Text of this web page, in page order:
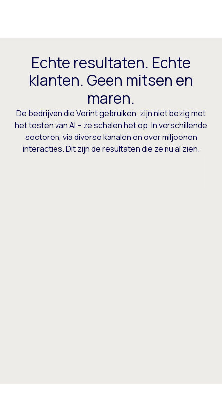
Echte resultaten. Echte
klanten. Geen mitsen en
maren.
De bedrijven die Verint gebruiken, zijn niet bezig met
het testen van AI – ze schalen het op. In verschillende
sectoren, via diverse kanalen en over miljoenen
interacties. Dit zijn de resultaten die ze nu al zien.